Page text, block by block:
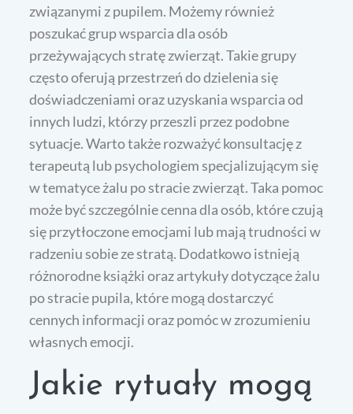
związanymi z pupilem. Możemy również
poszukać grup wsparcia dla osób
przeżywających stratę zwierząt. Takie grupy
często oferują przestrzeń do dzielenia się
doświadczeniami oraz uzyskania wsparcia od
innych ludzi, którzy przeszli przez podobne
sytuacje. Warto także rozważyć konsultację z
terapeutą lub psychologiem specjalizującym się
w tematyce żalu po stracie zwierząt. Taka pomoc
może być szczególnie cenna dla osób, które czują
się przytłoczone emocjami lub mają trudności w
radzeniu sobie ze stratą. Dodatkowo istnieją
różnorodne książki oraz artykuły dotyczące żalu
po stracie pupila, które mogą dostarczyć
cennych informacji oraz pomóc w zrozumieniu
własnych emocji.
Jakie rytuały mogą